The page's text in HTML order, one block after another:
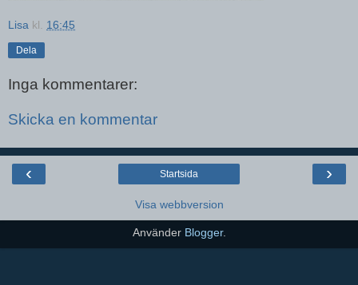
Lisa kl. 16:45
Dela
Inga kommentarer:
Skicka en kommentar
‹ ›
Startsida
Visa webbversion
Använder Blogger.